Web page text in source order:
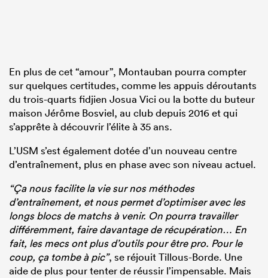
En plus de cet “amour”, Montauban pourra compter
sur quelques certitudes, comme les appuis déroutants
du trois-quarts fidjien Josua Vici ou la botte du buteur
maison Jérôme Bosviel, au club depuis 2016 et qui
s’apprête à découvrir l’élite à 35 ans.
L’USM s’est également dotée d’un nouveau centre
d’entraînement, plus en phase avec son niveau actuel.
“Ça nous facilite la vie sur nos méthodes
d’entraînement, et nous permet d’optimiser avec les
longs blocs de matchs à venir. On pourra travailler
différemment, faire davantage de récupération… En
fait, les mecs ont plus d’outils pour être pro. Pour le
coup, ça tombe à pic”, se réjouit Tillous-Borde. Une
aide de plus pour tenter de réussir l’impensable. Mais